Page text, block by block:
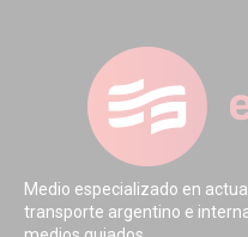
Medio especializado en
transporte argentino e